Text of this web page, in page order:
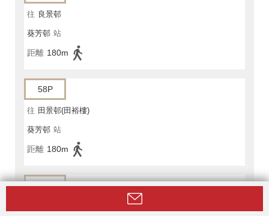
往 良景邨
葵芳邨 站
距離 180m
58P
往 田景邨(田裕樓)
葵芳邨 站
距離 180m
59A